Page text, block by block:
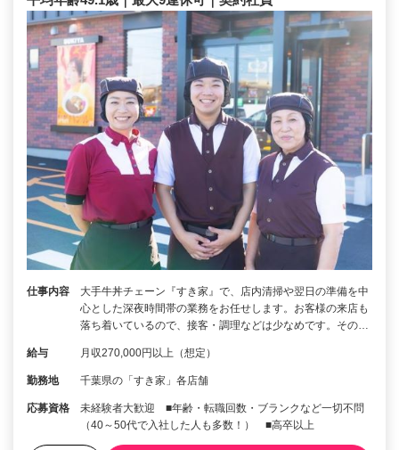
仕事内容
大手牛丼チェーン『すき家』で、店内清掃や翌日の準備を中
心とした深夜時間帯の業務をお任せします。お客様の来店も
落ち着いているので、接客・調理などは少なめです。その…
給与 月収270,000円以上（想定）
勤務地 千葉県の「すき家」各店舗
応募資格
未経験者大歓迎 ■年齢・転職回数・ブランクなど一切不問
（40～50代で入社した人も多数！） ■高卒以上